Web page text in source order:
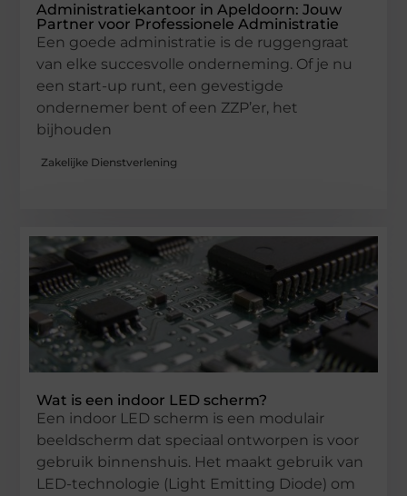
Administratiekantoor in Apeldoorn: Jouw
Partner voor Professionele Administratie
Een goede administratie is de ruggengraat
van elke succesvolle onderneming. Of je nu
een start-up runt, een gevestigde
ondernemer bent of een ZZP’er, het
bijhouden
Zakelijke Dienstverlening
Wat is een indoor LED scherm?
Een indoor LED scherm is een modulair
beeldscherm dat speciaal ontworpen is voor
gebruik binnenshuis. Het maakt gebruik van
LED-technologie (Light Emitting Diode) om